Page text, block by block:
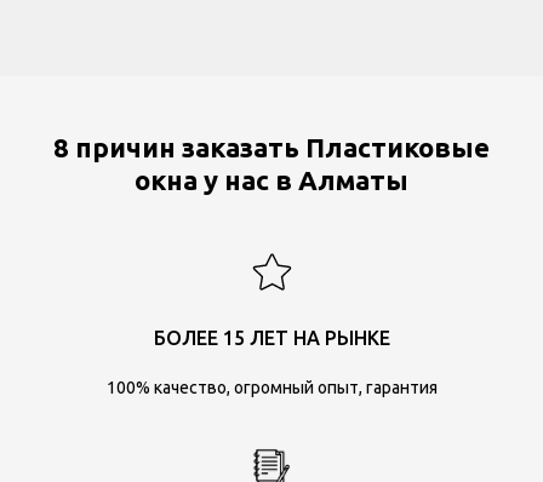
8 причин заказать Пластиковые
окна у нас в Алматы
БОЛЕЕ 15 ЛЕТ НА РЫНКЕ
100% качество, огромный опыт, гарантия